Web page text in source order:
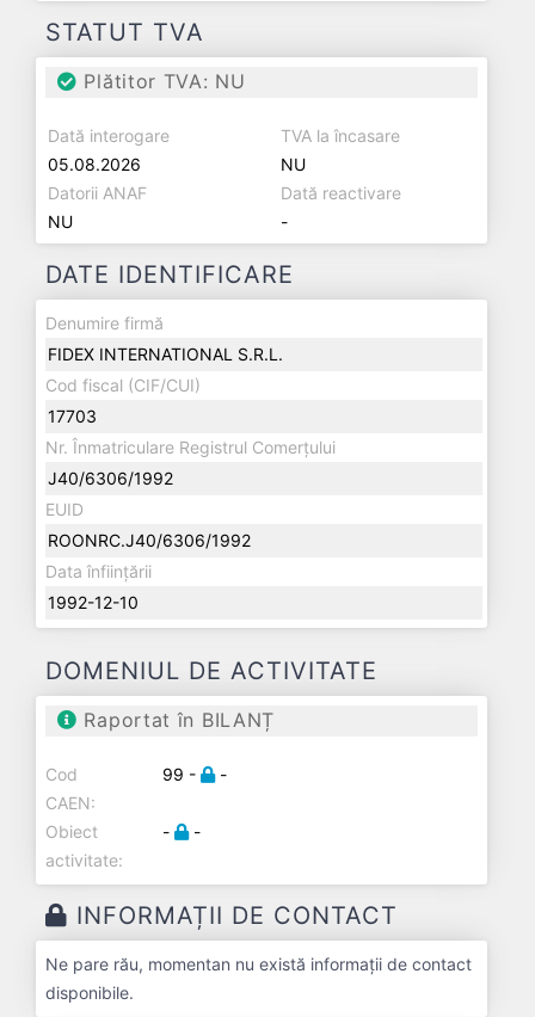
STATUT TVA
Plătitor TVA: NU
Dată interogare
05.08.2026
TVA la încasare
NU
Datorii ANAF
NU
Dată reactivare
-
DATE IDENTIFICARE
Denumire firmă
FIDEX INTERNATIONAL S.R.L.
Cod fiscal (CIF/CUI)
17703
Nr. Înmatriculare Registrul Comerțului
J40/6306/1992
EUID
ROONRC.J40/6306/1992
Data înființării
1992-12-10
DOMENIUL DE ACTIVITATE
Raportat în BILANȚ
Cod
CAEN:
99 - -
Obiect
activitate:
- -
INFORMAȚII DE CONTACT
Ne pare rău, momentan nu există informații de contact
disponibile.